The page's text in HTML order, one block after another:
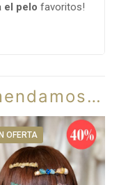
el pelo favoritos!
OFERTA